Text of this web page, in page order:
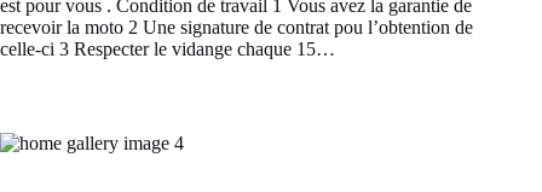
est pour vous . Condition de travail 1 Vous avez la garantie de
recevoir la moto 2 Une signature de contrat pou l’obtention de
celle-ci 3 Respecter le vidange chaque 15…